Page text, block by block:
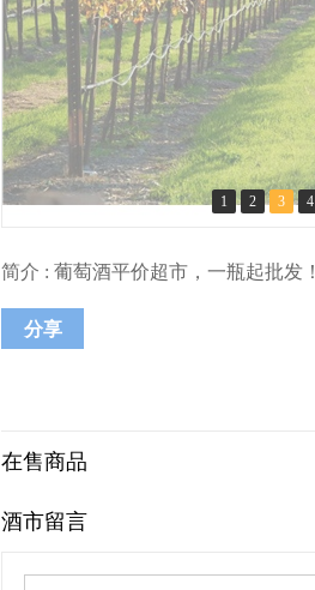
1 2 3 4
简介 : 葡萄酒平价超市，一瓶起批发！
分享
在售商品
酒市留言